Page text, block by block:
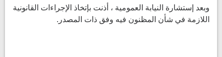
وبعد إستشارة النيابة العمومية ، أذنت بإتخاذ الإجراءات القانونية
اللازمة في شأن المظنون فيه وفق ذات المصدر.